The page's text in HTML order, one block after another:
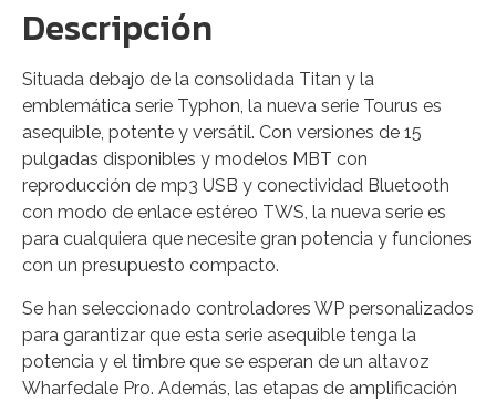
Descripción
Situada debajo de la consolidada Titan y la
emblemática serie Typhon, la nueva serie Tourus es
asequible, potente y versátil. Con versiones de 15
pulgadas disponibles y modelos MBT con
reproducción de mp3 USB y conectividad Bluetooth
con modo de enlace estéreo TWS, la nueva serie es
para cualquiera que necesite gran potencia y funciones
con un presupuesto compacto.
Se han seleccionado controladores WP personalizados
para garantizar que esta serie asequible tenga la
potencia y el timbre que se esperan de un altavoz
Wharfedale Pro. Además, las etapas de amplificación